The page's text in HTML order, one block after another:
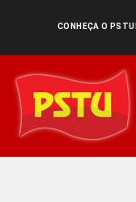
conteúdo
CONHEÇA O PSTU